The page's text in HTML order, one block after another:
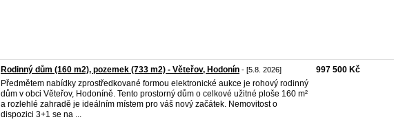
Rodinný dům (160 m2), pozemek (733 m2) - Věteřov, Hodonín - [5.8. 2026]
Předmětem nabídky zprostředkované formou elektronické aukce je rohový rodinný
dům v obci Věteřov, Hodoníně. Tento prostorný dům o celkové užitné ploše 160 m²
a rozlehlé zahradě je ideálním místem pro váš nový začátek. Nemovitost o
dispozici 3+1 se na ...
997 500 Kč